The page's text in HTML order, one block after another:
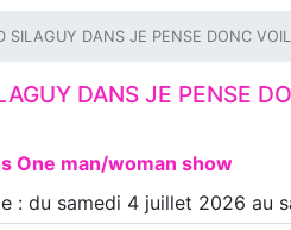
SILAGUY DANS JE PENSE DONC
DANS JE PENSE
One man/woman show
: du samedi 4 juillet 2026 au